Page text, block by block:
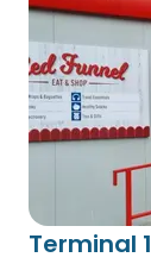
Terminal